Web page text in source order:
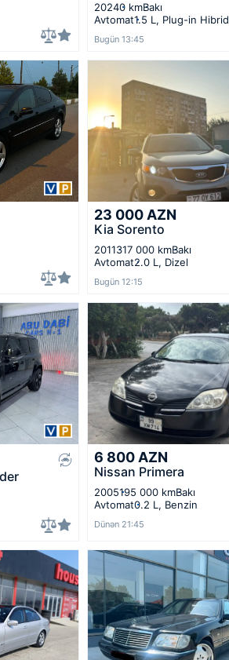
20240 kmBakı
Avtomat1.5 L, Plug-in Hibrid
Bugün 13:45
23 000 AZN
Kia Sorento
2011317 000 kmBakı
Avtomat2.0 L, Dizel
Bugün 12:15
6 800 AZN
Nissan Primera
2005195 000 kmBakı
Avtomat0.2 L, Benzin
Dünən 21:45